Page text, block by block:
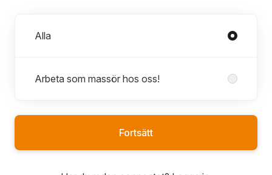
Alla
Arbeta som massör hos oss!
Fortsätt